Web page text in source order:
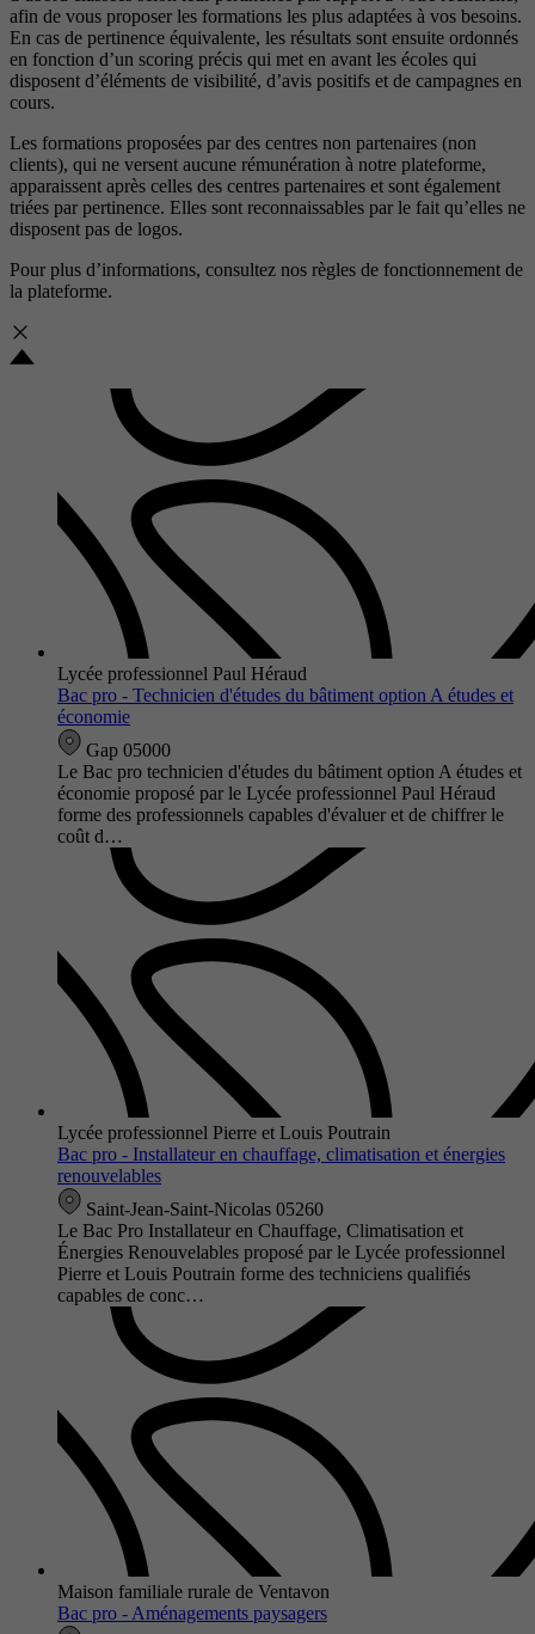
afin de vous proposer les formations les plus adaptées à vos besoins.
En cas de pertinence équivalente, les résultats sont ensuite ordonnés
en fonction d’un scoring précis qui met en avant les écoles qui
disposent d’éléments de visibilité, d’avis positifs et de campagnes en
cours.
Les formations proposées par des centres non partenaires (non
clients), qui ne versent aucune rémunération à notre plateforme,
apparaissent après celles des centres partenaires et sont également
triées par pertinence. Elles sont reconnaissables par le fait qu’elles ne
disposent pas de logos.
Pour plus d’informations, consultez nos règles de fonctionnement de
la plateforme.
Lycée professionnel Paul Héraud
Bac pro - Technicien d'études du bâtiment option A études et
économie
Gap 05000
Le Bac pro technicien d'études du bâtiment option A études et
économie proposé par le Lycée professionnel Paul Héraud
forme des professionnels capables d'évaluer et de chiffrer le
coût d…
Lycée professionnel Pierre et Louis Poutrain
Bac pro - Installateur en chauffage, climatisation et énergies
renouvelables
Saint-Jean-Saint-Nicolas 05260
Le Bac Pro Installateur en Chauffage, Climatisation et
Énergies Renouvelables proposé par le Lycée professionnel
Pierre et Louis Poutrain forme des techniciens qualifiés
capables de conc…
Maison familiale rurale de Ventavon
Bac pro - Aménagements paysagers